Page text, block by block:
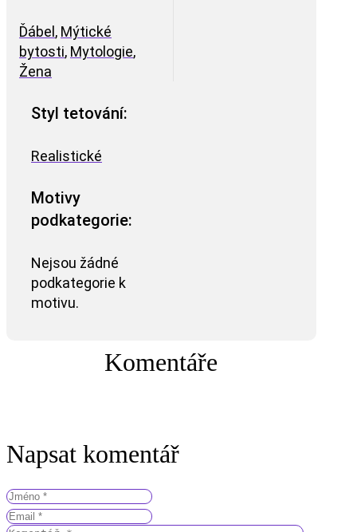
Ďábel, Mýtické
bytosti, Mytologie,
Žena
Styl tetování:
Realistické
Motivy
podkategorie:
Nejsou žádné
podkategorie k
motivu.
Komentáře
Napsat komentář